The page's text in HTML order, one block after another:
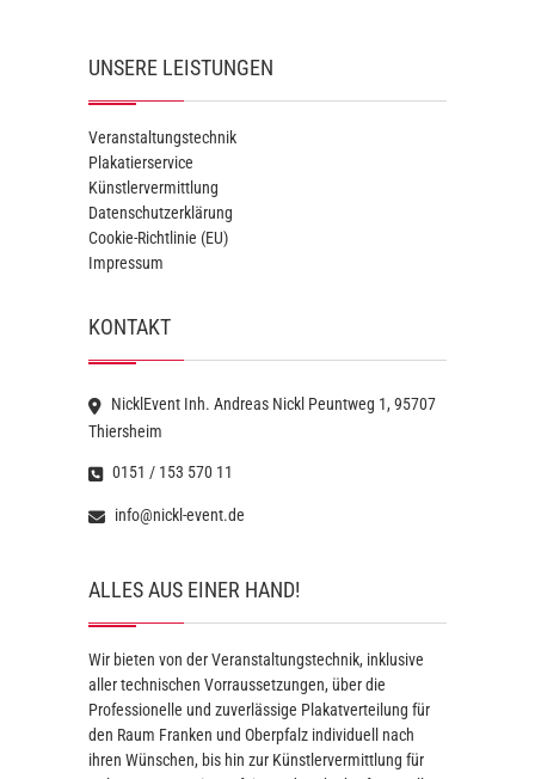
UNSERE LEISTUNGEN
Veranstaltungstechnik
Plakatierservice
Künstlervermittlung
Datenschutzerklärung
Cookie-Richtlinie (EU)
Impressum
KONTAKT
NicklEvent Inh. Andreas Nickl Peuntweg 1, 95707
Thiersheim
0151 / 153 570 11
info@nickl-event.de
ALLES AUS EINER HAND!
Wir bieten von der Veranstaltungstechnik, inklusive
aller technischen Vorraussetzungen, über die
Professionelle und zuverlässige Plakatverteilung für
den Raum Franken und Oberpfalz individuell nach
ihren Wünschen, bis hin zur Künstlervermittlung für